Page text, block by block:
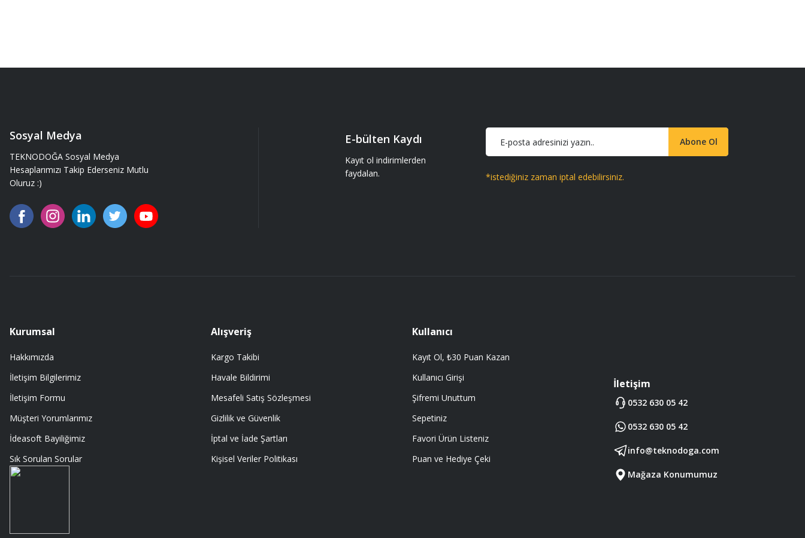
Sosyal Medya
TEKNODOĞA Sosyal Medya
Hesaplarımızı Takip Ederseniz Mutlu
Oluruz :)
E-bülten Kaydı
Kayıt ol indirimlerden
faydalan.
Abone Ol
*istediğiniz zaman iptal edebilirsiniz.
Kurumsal
Hakkımızda
İletişim Bilgilerimiz
İletişim Formu
Müşteri Yorumlarımız
İdeasoft Bayiliğimiz
Sık Sorulan Sorular
Alışveriş
Kargo Takibi
Havale Bildirimi
Mesafeli Satış Sözleşmesi
Gizlilik ve Güvenlik
İptal ve İade Şartları
Kişisel Veriler Politikası
Kullanıcı
Kayıt Ol, ₺30 Puan Kazan
Kullanıcı Girişi
Şifremi Unuttum
Sepetiniz
Favori Ürün Listeniz
Puan ve Hediye Çeki
İletişim
0532 630 05 42
0532 630 05 42
info@teknodoga.com
Mağaza Konumumuz